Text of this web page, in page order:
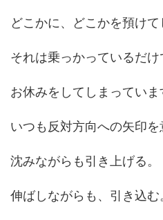
どこかに、どこかを預けて
それは乗っかっているだけ
お休みをしてしまっていま
いつも反対方向への矢印を
沈みながらも引き上げる。
伸ばしながらも、引き込む